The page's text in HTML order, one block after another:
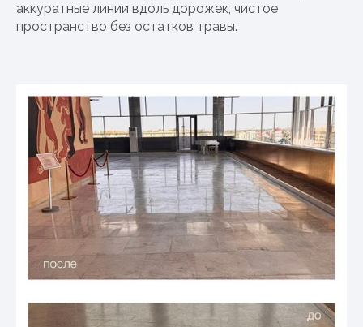
аккуратные линии вдоль дорожек, чистое
пространство без остатков травы.